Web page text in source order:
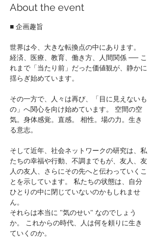
About the event
■ 企画趣旨
世界は今、大きな転換点の中にあります。
経済、医療、教育、働き方、人間関係 ── こ
れまで「当たり前」だった価値観が、静かに
揺らぎ始めています。
その一方で、人々は再び、「目に見えないも
の」へ関心を向け始めています。 空間の空
気。身体感覚。直感。 相性。場の力。生き
る意志。
そして近年、社会ネットワークの研究は、私
たちの幸福や行動、不調までもが、友人、友
人の友人、さらにその先へと伝わっていくこ
とを示しています。 私たちの状態は、自分
ひとりの中に閉じていないのかもしれませ
ん。
それらは本当に "気のせい" なのでしょう
か。 これからの時代、人は何を頼りに生き
ていくのか。